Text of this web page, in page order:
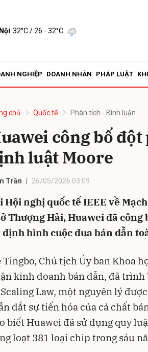
32°C/ 26 - 32°C
NGHIỆP DOANH NHÂN PHÁP LUẬT
chủ Quốc tế Phân tích - Bình luận
công bố
luật Moore
Trần 26/05/2026 03:09
Hội nghị quốc tế IEEE về
Thượng Hải, Huawei đã công
định hình cuộc đua bán dẫn
Tingbo, Chủ tịch Ủy ban Khoa
kinh doanh bán dẫn, đã trình
Scaling Law, một nguyên lý
dắt sự tiến hóa của cả chất
biết Huawei đã sử dụng quy
loạt 381 loại chip trong sáu